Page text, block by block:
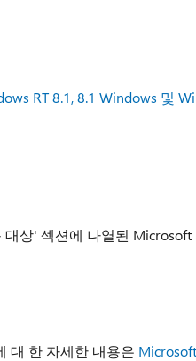
RT 8.1, 8.1 Windows 및
상' 섹션에 나열된
대 한 자세한 내용은